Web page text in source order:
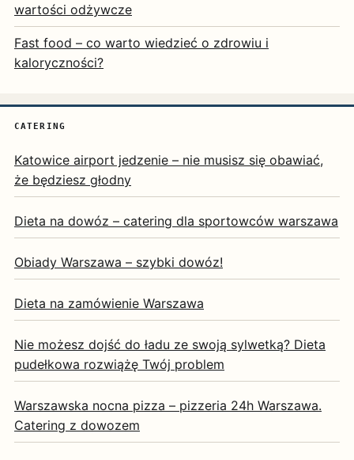
wartości odżywcze
Fast food – co warto wiedzieć o zdrowiu i
kaloryczności?
CATERING
Katowice airport jedzenie – nie musisz się obawiać,
że będziesz głodny
Dieta na dowóz – catering dla sportowców warszawa
Obiady Warszawa – szybki dowóz!
Dieta na zamówienie Warszawa
Nie możesz dojść do ładu ze swoją sylwetką? Dieta
pudełkowa rozwiążę Twój problem
Warszawska nocna pizza – pizzeria 24h Warszawa.
Catering z dowozem